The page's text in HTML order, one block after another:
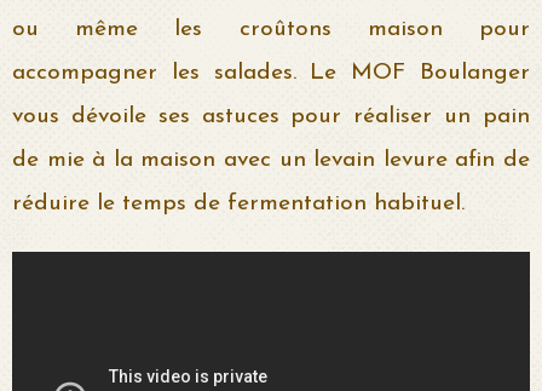
ou même les croûtons maison pour
accompagner les salades. Le MOF Boulanger
vous dévoile ses astuces pour réaliser un pain
de mie à la maison avec un levain levure afin de
réduire le temps de fermentation habituel.